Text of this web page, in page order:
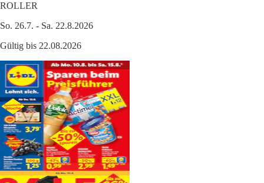
ROLLER
So. 26.7. - Sa. 22.8.2026
Gültig bis 22.08.2026